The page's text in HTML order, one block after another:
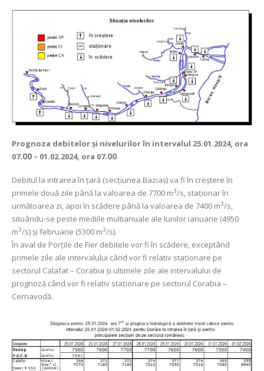
Prognoza debitelor şi nivelurilorîn intervalul 25.01.2024, ora
07.00 – 01.02.2024, ora 07.00
Debitul la intrarea în ţară (secţiunea Baziaş) va fi în creștere în
primele două zile până la valoarea de 7700 m3/s, staționar în
următoarea zi, apoi în scădere până la valoarea de 7400 m3/s,
situându-se peste mediile multianuale ale lunilor ianuarie (4950
m3/s) și februarie (5300 m3/s).
În aval de Porţile de Fier debitele vor fi în scădere, exceptând
primele zile ale intervalului când vor fi relativ staționare pe
sectorul Calafat – Corabia și ultimele zile ale intervalului de
prognoză când vor fi relativ staționare pe sectorul Corabia –
Cernavodă.